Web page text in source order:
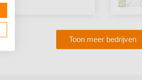
Toon meer bedrijven